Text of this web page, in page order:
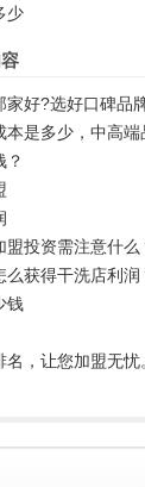
少
家好?选好口碑品
本是多少，中高
？
投资需注意什么
么获得干洗店利润
钱
，让您加盟无忧